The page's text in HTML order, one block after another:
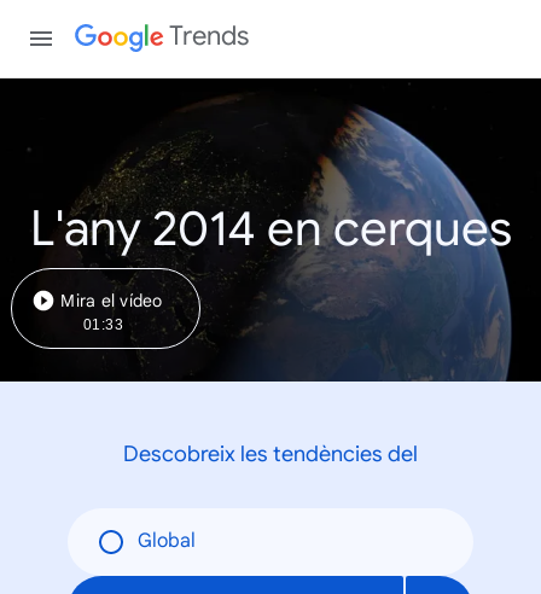
Trends
L'any 2014 en cerques
Mira el vídeo
01:33
Descobreix les tendències del
Global